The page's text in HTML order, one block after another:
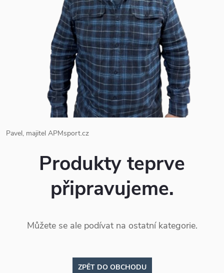
Pavel, majitel APMsport.cz
Produkty teprve
připravujeme.
Můžete se ale podívat na ostatní kategorie.
ZPĚT DO OBCHODU